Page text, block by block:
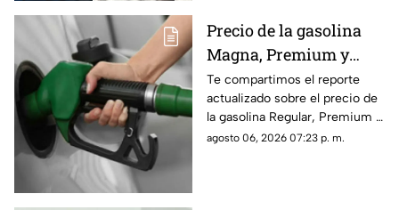
Precio de la gasolina
Magna, Premium y
Diésel en Chiapas:
costo por municipio
este viernes 7 de agosto
Te compartimos el reporte
actualizado sobre el precio de
la gasolina Regular, Premium y
Diésel en las estaciones de
agosto 06, 2026 07:23 p. m.